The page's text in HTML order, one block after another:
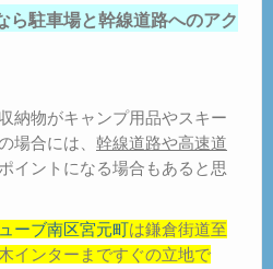
ら駐車場と幹線道路へのアク
納物がキャンプ用品やスキー
場合には、 幹線道路や高速道
イントになる場合もあると思
ーブ南区宮元町は鎌倉街道至
インターまですぐの立地で